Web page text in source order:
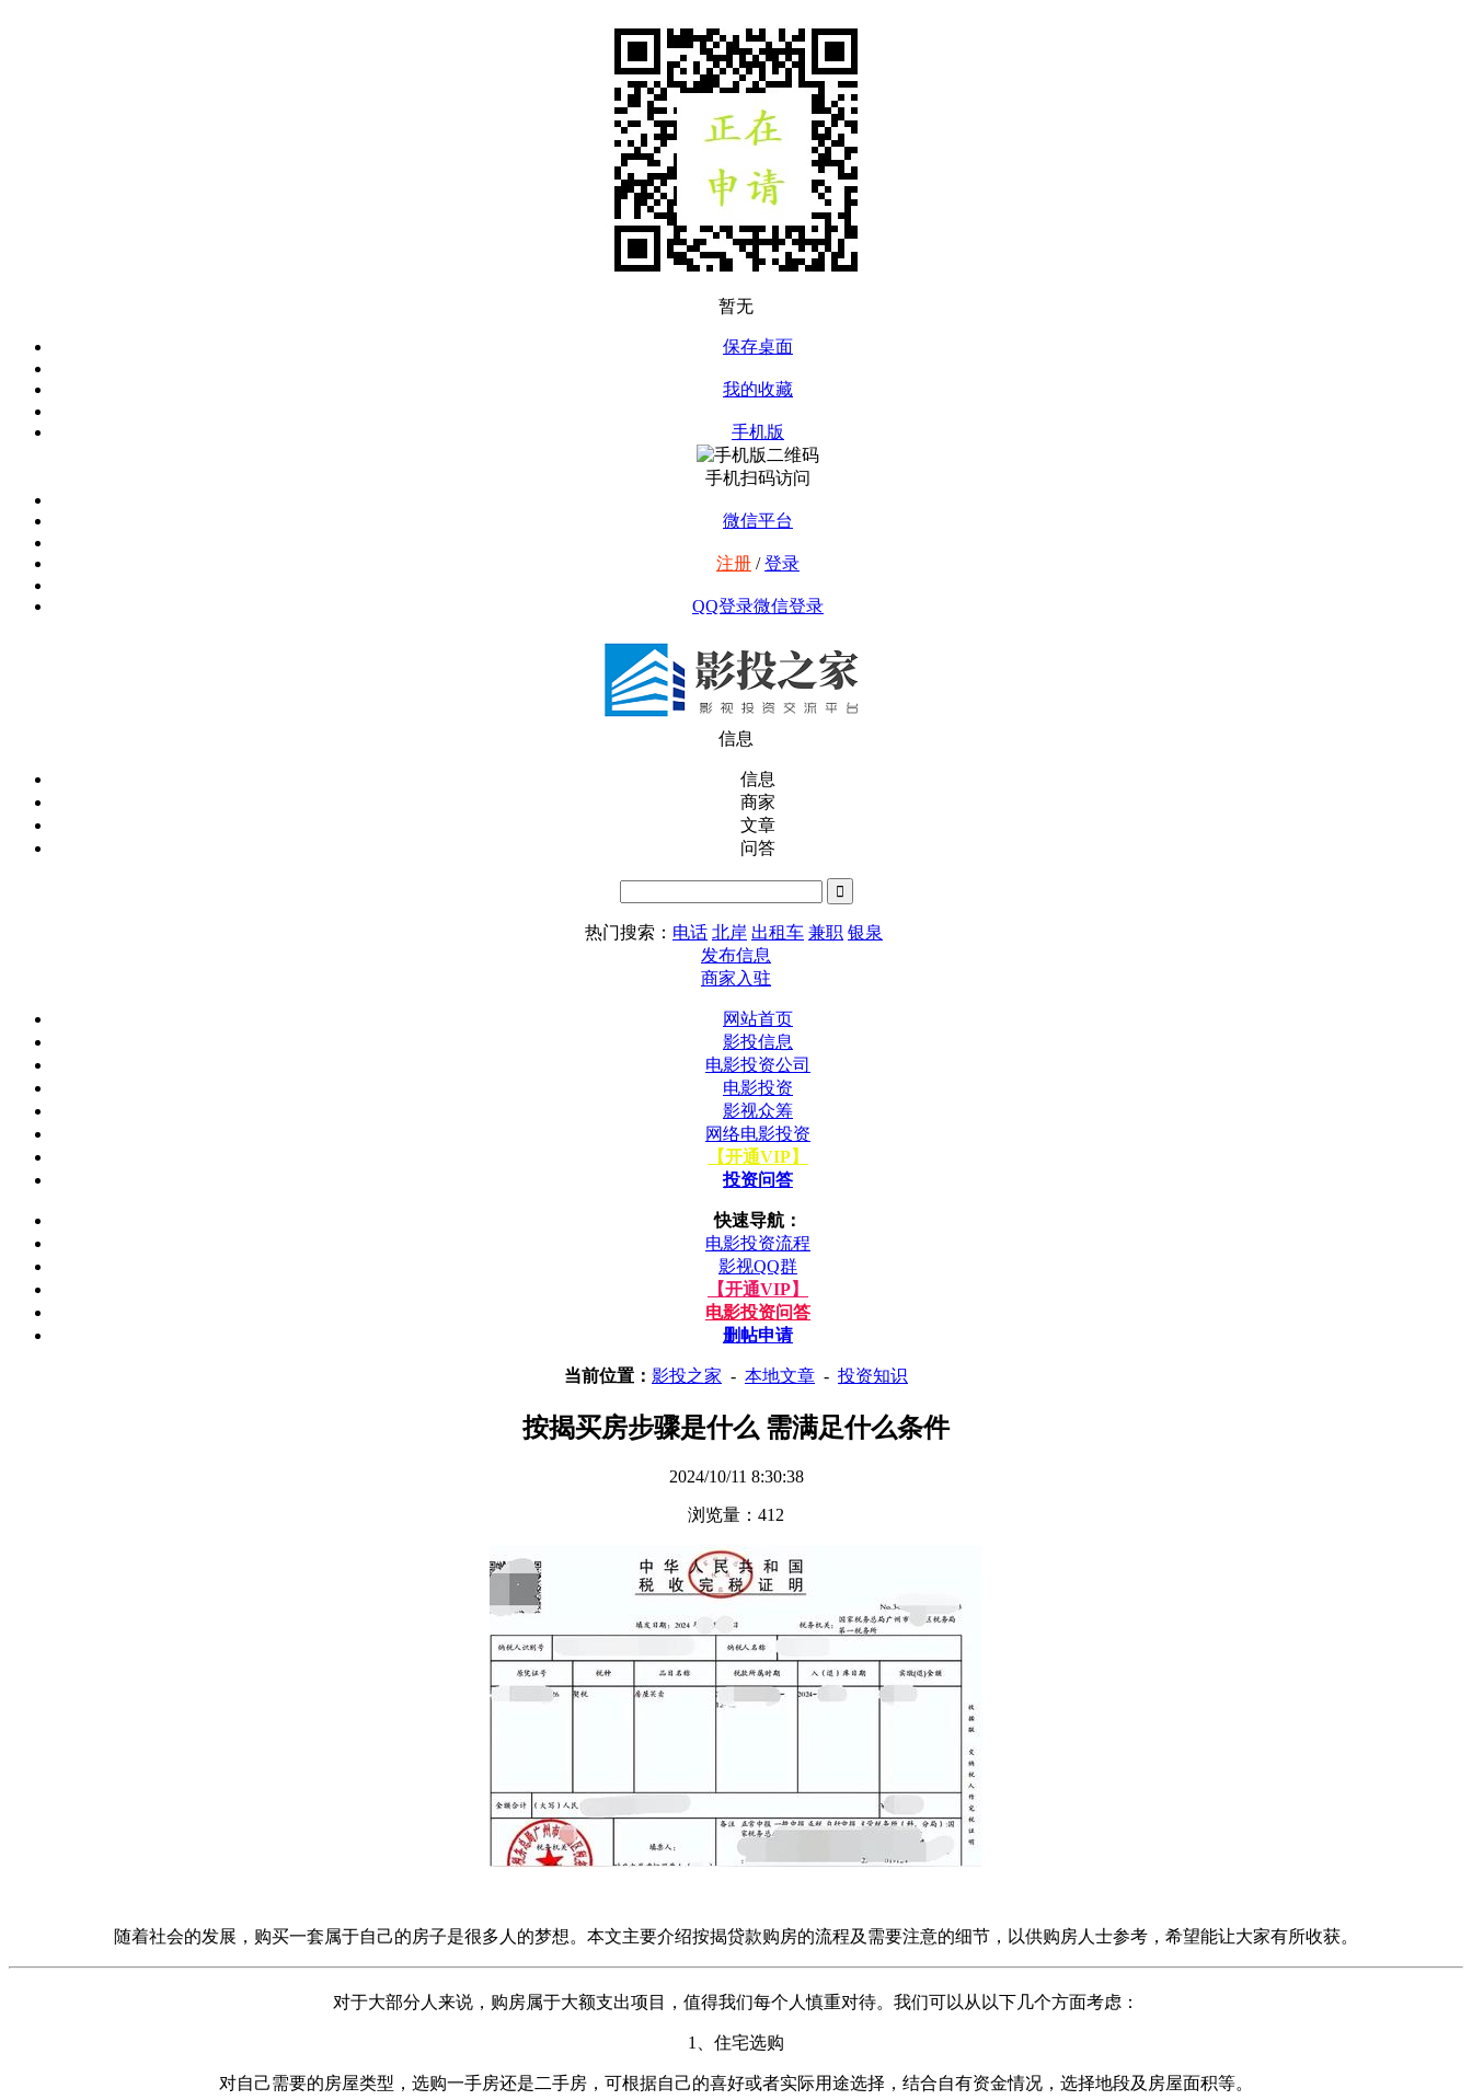
暂无
保存桌面
我的收藏
手机版
手机扫码访问
微信平台
注册 /登录
QQ登录微信登录
信息
信息
商家
文章
问答
热门搜索： 电话 北岸 出租车 兼职 银泉
发布信息
商家入驻
网站首页
影投信息
电影投资公司
电影投资
影视众筹
网络电影投资
【开通VIP】
投资问答
快速导航：
电影投资流程
影视QQ群
【开通VIP】
电影投资问答
删帖申请
当前位置： 影投之家 - 本地文章 - 投资知识
按揭买房步骤是什么 需满足什么条件
2024/10/11 8:30:38
浏览量：412
随着社会的发展，购买一套属于自己的房子是很多人的梦想。本文主要介绍按揭贷款购房的流程及需要注意的细节，以供购房人士参考，希望能让大家有所收获。
对于大部分人来说，购房属于大额支出项目，值得我们每个人慎重对待。我们可以从以下几个方面考虑：
1、住宅选购
对自己需要的房屋类型，选购一手房还是二手房，可根据自己的喜好或者实际用途选择，结合自有资金情况，选择地段及房屋面积等。